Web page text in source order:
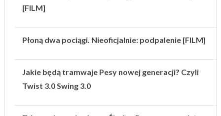
[FILM]
Płoną dwa pociągi. Nieoficjalnie: podpalenie [FILM]
Jakie będą tramwaje Pesy nowej generacji? Czyli
Twist 3.0 Swing 3.0